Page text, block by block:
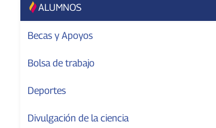
ALUMNOS
Becas y Apoyos
Bolsa de trabajo
Deportes
Divulgación de la ciencia